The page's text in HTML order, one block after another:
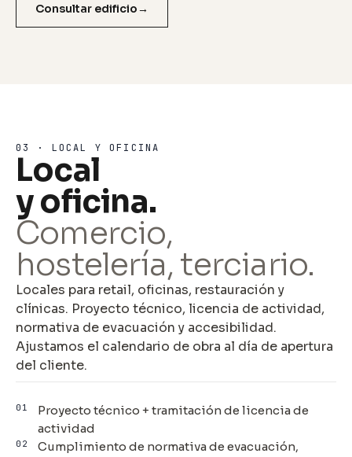
Consultar edificio→
03 · LOCAL Y OFICINA
Local
y oficina.
Comercio,
hostelería, terciario.
Locales para retail, oficinas, restauración y
clínicas. Proyecto técnico, licencia de actividad,
normativa de evacuación y accesibilidad.
Ajustamos el calendario de obra al día de apertura
del cliente.
01
Proyecto técnico + tramitación de licencia de
actividad
02
Cumplimiento de normativa de evacuación,